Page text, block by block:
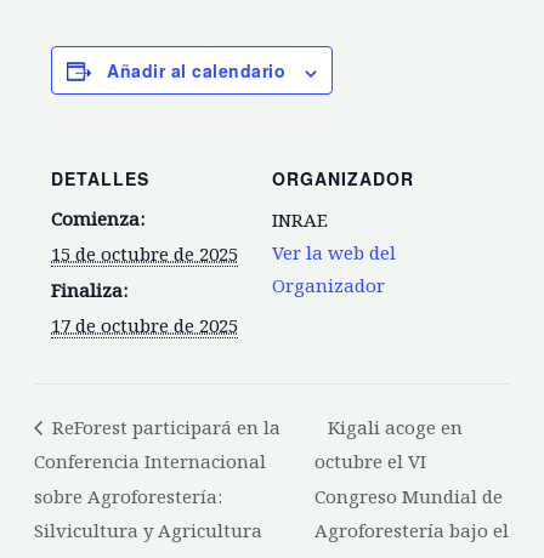
Añadir al calendario
DETALLES
Comienza:
15 de octubre de 2025
Finaliza:
17 de octubre de 2025
ORGANIZADOR
INRAE
Ver la web del
Organizador
ReForest participará en la
Conferencia Internacional
sobre Agroforestería:
Silvicultura y Agricultura
Kigali acoge en
octubre el VI
Congreso Mundial de
Agroforestería bajo el